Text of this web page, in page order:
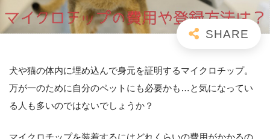
犬や猫の体内に埋め込んで身元を証明するマイクロチップ。
万が一のために自分のペットにも必要かも…と気になってい
る人も多いのではないでしょうか？
マイクロチップを装着するにはどれくらいの費用がかかるの